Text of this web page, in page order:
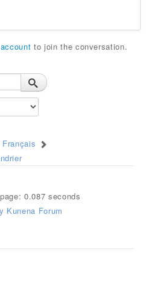
to join the conversation.
0.087 seconds
Kunena Forum